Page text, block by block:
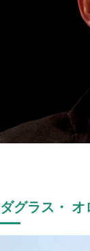
ダグラス・